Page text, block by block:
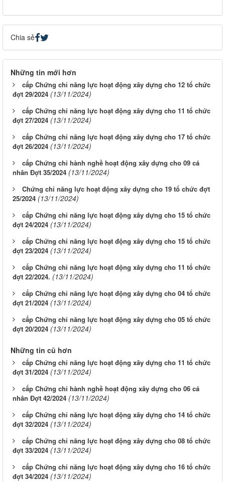
Chia sẻ
Những tin mới hơn
cấp Chứng chỉ năng lực hoạt động xây dựng cho 12 tổ chức
đợt 29/2024 (13/11/2024)
cấp Chứng chỉ năng lực hoạt động xây dựng cho 11 tổ chức
đợt 27/2024 (13/11/2024)
cấp Chứng chỉ năng lực hoạt động xây dựng cho 17 tổ chức
đợt 26/2024 (13/11/2024)
cấp Chứng chỉ hành nghề hoạt động xây dựng cho 09 cá
nhân Đợt 35/2024 (13/11/2024)
Chứng chỉ năng lực hoạt động xây dựng cho 19 tổ chức đợt
25/2024 (13/11/2024)
cấp Chứng chỉ năng lực hoạt động xây dựng cho 15 tổ chức
đợt 24/2024 (13/11/2024)
cấp Chứng chỉ năng lực hoạt động xây dựng cho 15 tổ chức
đợt 23/2024 (13/11/2024)
cấp Chứng chỉ năng lực hoạt động xây dựng cho 11 tổ chức
đợt 22/2024. (13/11/2024)
cấp Chứng chỉ năng lực hoạt động xây dựng cho 04 tổ chức
đợt 21/2024 (13/11/2024)
cấp Chứng chỉ năng lực hoạt động xây dựng cho 05 tổ chức
đợt 20/2024 (13/11/2024)
Những tin cũ hơn
cấp Chứng chỉ năng lực hoạt động xây dựng cho 11 tổ chức
đợt 31/2024 (13/11/2024)
cấp Chứng chỉ hành nghề hoạt động xây dựng cho 06 cá
nhân Đợt 42/2024 (13/11/2024)
cấp Chứng chỉ năng lực hoạt động xây dựng cho 14 tổ chức
đợt 32/2024 (13/11/2024)
cấp Chứng chỉ năng lực hoạt động xây dựng cho 08 tổ chức
đợt 33/2024 (13/11/2024)
cấp Chứng chỉ năng lực hoạt động xây dựng cho 16 tổ chức
đợt 34/2024 (13/11/2024)